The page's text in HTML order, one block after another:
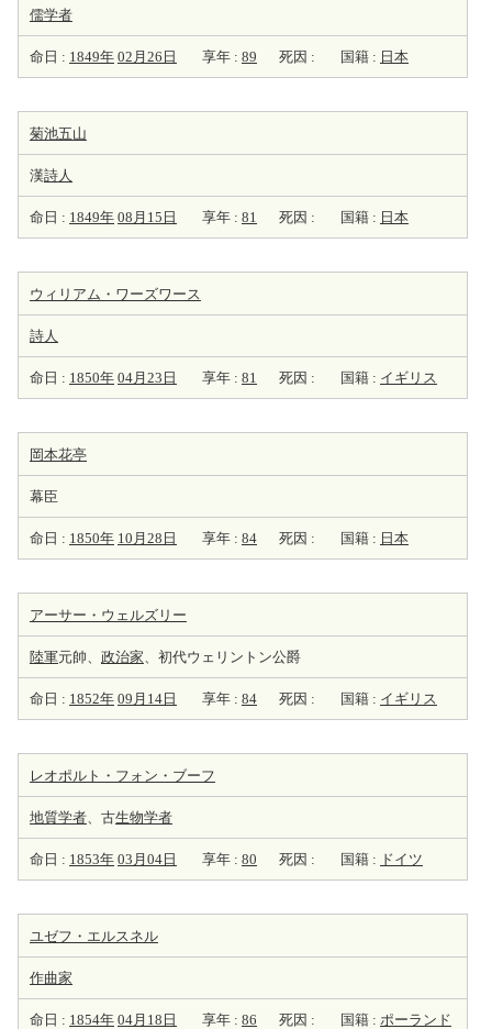
儒学者
命日 : 1849年 02月26日 享年 : 89 死因 : 国籍 : 日本
菊池五山
漢詩人
命日 : 1849年 08月15日 享年 : 81 死因 : 国籍 : 日本
ウィリアム・ワーズワース
詩人
命日 : 1850年 04月23日 享年 : 81 死因 : 国籍 : イギリス
岡本花亭
幕臣
命日 : 1850年 10月28日 享年 : 84 死因 : 国籍 : 日本
アーサー・ウェルズリー
陸軍元帥、 政治家、初代ウェリントン公爵
命日 : 1852年 09月14日 享年 : 84 死因 : 国籍 : イギリス
レオポルト・フォン・ブーフ
地質学者、古生物学者
命日 : 1853年 03月04日 享年 : 80 死因 : 国籍 : ドイツ
ユゼフ・エルスネル
作曲家
命日 : 1854年 04月18日 享年 : 86 死因 : 国籍 : ポーランド